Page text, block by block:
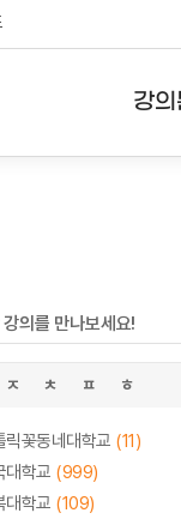
강
의를 만나보세요!
ㅈ ㅊ ㅍ ㅎ
릭꽃동네대학교 (11)
대학교 (999)
대학교 (109)